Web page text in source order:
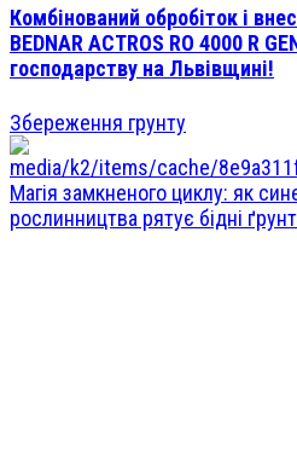
Комбінований обробіток і
BEDNAR ACTROS RO 4000 R
господарству на Львівщині!
Збереження грунту
Магія замкненого циклу: як
рослинництва рятує бідні